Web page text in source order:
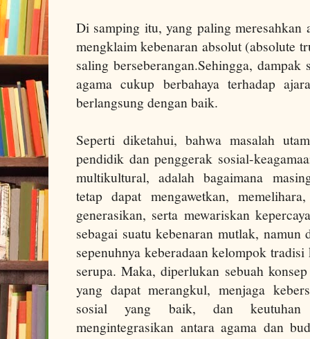
Di samping itu, yang paling meresahkan
mengklaim kebenaran absolut (absolute
saling berseberangan.Sehingga,
agama cukup berbahaya terhadap
berlangsung dengan baik.
Seperti diketahui, bahwa masalah
pendidik dan penggerak sosial-
multikultural, adalah bagaimana
tetap dapat mengawetkan,
generasikan, serta mewariskan
sebagai suatu kebenaran mutlak, namun
sepenuhnya keberadaan kelompok
serupa. Maka, diperlukan sebuah
yang dapat merangkul, menjaga
sosial yang baik, dan keutuhan
mengintegrasikan antara agama dan